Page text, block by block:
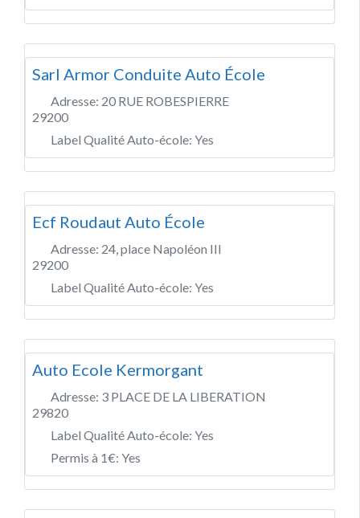
Sarl Armor Conduite Auto École
Adresse: 20 RUE ROBESPIERRE
29200
Label Qualité Auto-école: Yes
Ecf Roudaut Auto École
Adresse: 24, place Napoléon III
29200
Label Qualité Auto-école: Yes
Auto Ecole Kermorgant
Adresse: 3 PLACE DE LA LIBERATION
29820
Label Qualité Auto-école: Yes
Permis à 1€: Yes